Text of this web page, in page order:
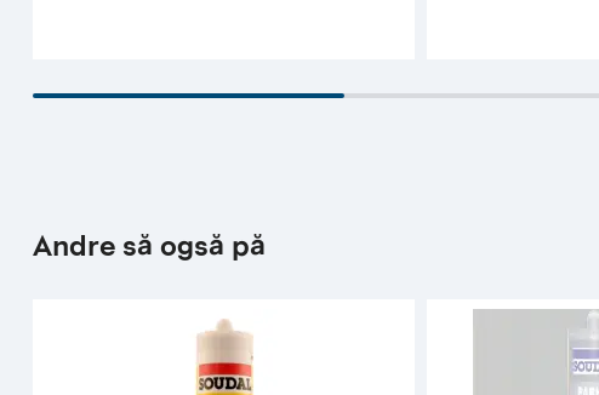
Andre så også på